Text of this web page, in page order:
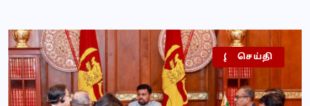
இலங்கை
செய்தி